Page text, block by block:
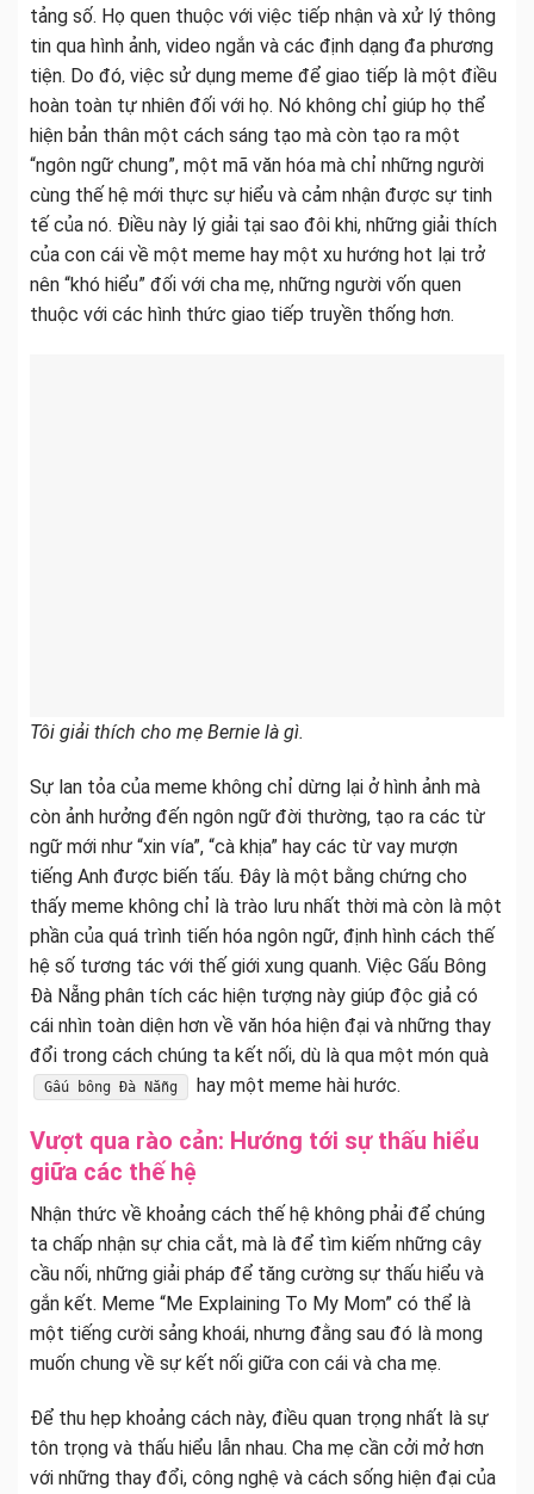
tảng số. Họ quen thuộc với việc tiếp nhận và xử lý thông
tin qua hình ảnh, video ngắn và các định dạng đa phương
tiện. Do đó, việc sử dụng meme để giao tiếp là một điều
hoàn toàn tự nhiên đối với họ. Nó không chỉ giúp họ thể
hiện bản thân một cách sáng tạo mà còn tạo ra một
“ngôn ngữ chung”, một mã văn hóa mà chỉ những người
cùng thế hệ mới thực sự hiểu và cảm nhận được sự tinh
tế của nó. Điều này lý giải tại sao đôi khi, những giải thích
của con cái về một meme hay một xu hướng hot lại trở
nên “khó hiểu” đối với cha mẹ, những người vốn quen
thuộc với các hình thức giao tiếp truyền thống hơn.
Tôi giải thích cho mẹ Bernie là gì.
Sự lan tỏa của meme không chỉ dừng lại ở hình ảnh mà
còn ảnh hưởng đến ngôn ngữ đời thường, tạo ra các từ
ngữ mới như “xin vía”, “cà khịa” hay các từ vay mượn
tiếng Anh được biến tấu. Đây là một bằng chứng cho
thấy meme không chỉ là trào lưu nhất thời mà còn là một
phần của quá trình tiến hóa ngôn ngữ, định hình cách thế
hệ số tương tác với thế giới xung quanh. Việc Gấu Bông
Đà Nẵng phân tích các hiện tượng này giúp độc giả có
cái nhìn toàn diện hơn về văn hóa hiện đại và những thay
đổi trong cách chúng ta kết nối, dù là qua một món quà
Gấu bông Đà Nẵng hay một meme hài hước.
Vượt qua rào cản: Hướng tới sự thấu hiểu
giữa các thế hệ
Nhận thức về khoảng cách thế hệ không phải để chúng
ta chấp nhận sự chia cắt, mà là để tìm kiếm những cây
cầu nối, những giải pháp để tăng cường sự thấu hiểu và
gắn kết. Meme “Me Explaining To My Mom” có thể là
một tiếng cười sảng khoái, nhưng đằng sau đó là mong
muốn chung về sự kết nối giữa con cái và cha mẹ.
Để thu hẹp khoảng cách này, điều quan trọng nhất là sự
tôn trọng và thấu hiểu lẫn nhau. Cha mẹ cần cởi mở hơn
với những thay đổi, công nghệ và cách sống hiện đại của